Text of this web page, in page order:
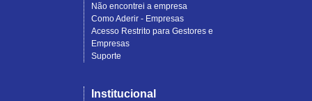
Não encontrei a empresa
Como Aderir - Empresas
Acesso Restrito para Gestores e
Empresas
Suporte
Institucional